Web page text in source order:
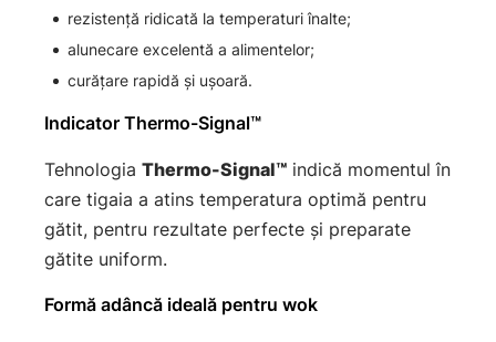
rezistență ridicată la temperaturi înalte;
alunecare excelentă a alimentelor;
curățare rapidă și ușoară.
Indicator Thermo-Signal™
Tehnologia Thermo-Signal™ indică momentul în
care tigaia a atins temperatura optimă pentru
gătit, pentru rezultate perfecte și preparate
gătite uniform.
Formă adâncă ideală pentru wok